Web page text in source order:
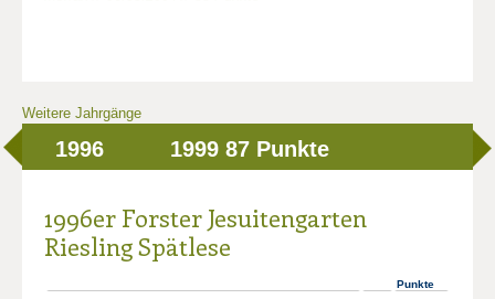
Weitere Jahrgänge
1996 1999 87 Punkte
1996er Forster Jesuitengarten
Riesling Spätlese
Punkte